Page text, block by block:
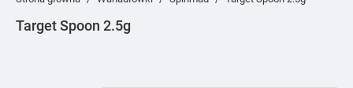
Target Spoon 2.5g